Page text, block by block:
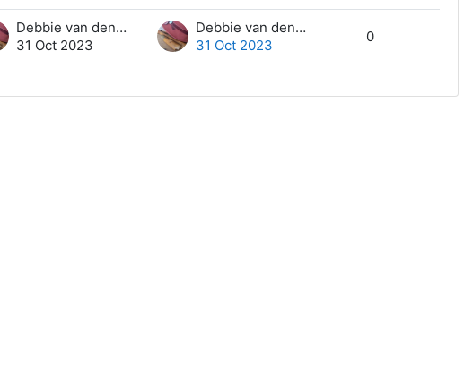
Debbie van den Berg
31 Oct 2023
Debbie van den Berg
31 Oct 2023
0